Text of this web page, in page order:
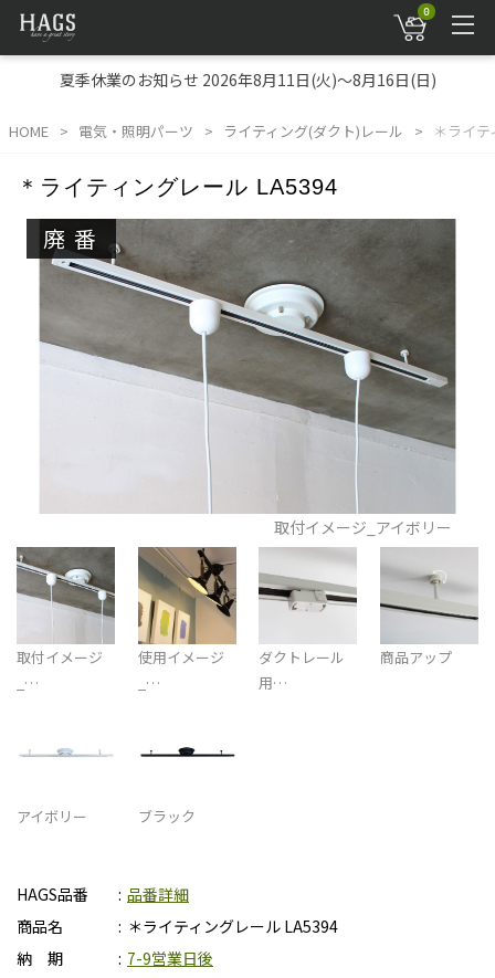
0
夏季休業のお知らせ 2026年8月11日(火)～8月16日(日)
HOME 電気・照明パーツ ライティング(ダクト)レール ＊ライ
＊ライティングレール LA5394
廃番
取付イメージ_アイボリー
取付イメージ
_…
使用イメージ
_…
ダクトレール
用…
商品アップ
アイボリー ブラック
HAGS品番
品番詳細
商品名
＊ライティングレール LA5394
納 期
7-9営業日後